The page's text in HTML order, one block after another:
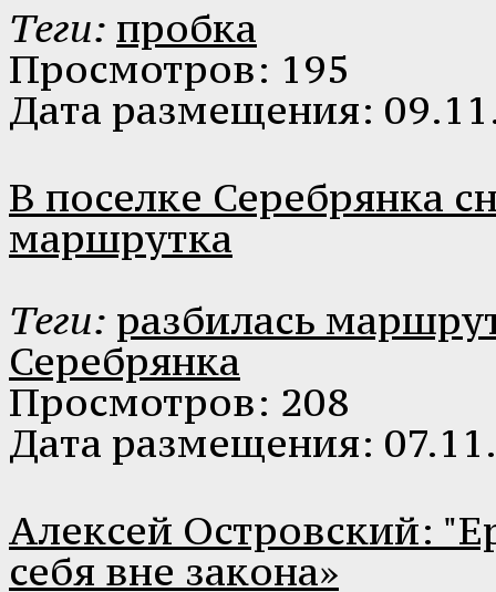
Теги: пробка
Просмотров: 195
Дата размещения:
В поселке Серебрянка
маршрутка
Теги: разбилась
Серебрянка
Просмотров: 208
Дата размещения:
Алексей Островский:
себя вне закона»